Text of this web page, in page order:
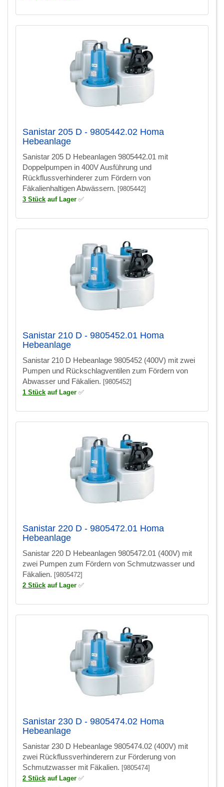
Sanistar 205 D - 9805442.02 Homa
Hebeanlage
Sanistar 205 D Hebeanlagen 9805442.01 mit
Doppelpumpen in 400V Ausführung und
Rückflussverhinderer zum Fördern von
Fäkalienhaltigen Abwässern. [9805442]
3 Stück auf Lager ✅
Sanistar 210 D - 9805452.01 Homa
Hebeanlage
Sanistar 210 D Hebeanlage 9805452 (400V) mit zwei
Pumpen und Rückschlagventilen zum Fördern von
Abwasser und Fäkalien. [9805452]
1 Stück auf Lager ✅
Sanistar 220 D - 9805472.01 Homa
Hebeanlage
Sanistar 220 D Hebeanlagen 9805472.01 (400V) mit
zwei Pumpen zum Fördern von Schmutzwasser und
Fäkalien. [9805472]
2 Stück auf Lager ✅
Sanistar 230 D - 9805474.02 Homa
Hebeanlage
Sanistar 230 D Hebeanlage 9805474.02 (400V) mit
zwei Rückflussverhinderern zur Förderung von
Schmutzwasser mit Fäkalien. [9805474]
2 Stück auf Lager ✅